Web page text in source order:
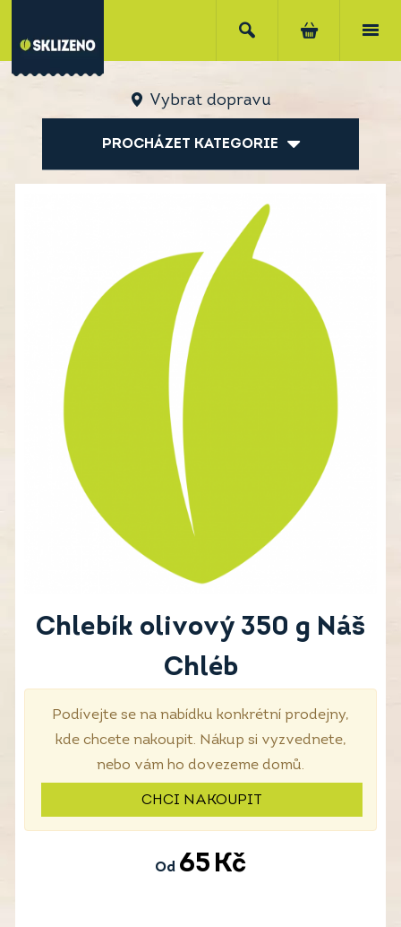
Vybrat dopravu
PROCHÁZET KATEGORIE
Chlebík olivový 350 g Náš
Chléb
Podívejte se na nabídku konkrétní prodejny,
kde chcete nakoupit. Nákup si vyzvednete,
nebo vám ho dovezeme domů.
CHCI NAKOUPIT
Od 65 Kč